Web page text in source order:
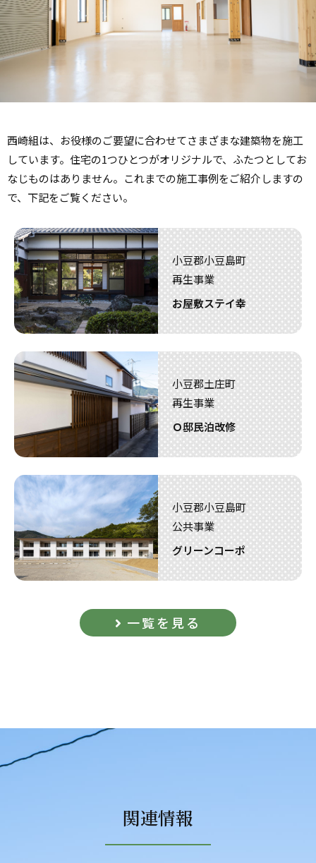
西崎組は、お役様のご要望に合わせてさまざまな建築物を施工
しています。住宅の1つひとつがオリジナルで、ふたつとしてお
なじものはありません。これまでの施工事例をご紹介しますの
で、下記をご覧ください。
小豆郡小豆島町
再生事業
お屋敷ステイ幸
小豆郡土庄町
再生事業
Ｏ邸民泊改修
小豆郡小豆島町
公共事業
グリーンコーポ
一覧を見る
関連情報